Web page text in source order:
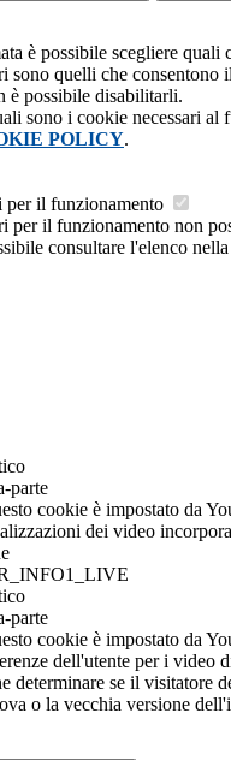
è possibile scegliere quali
sono quelli che consentono
è possibile disabilitarli.
sono i cookie necessari al
POLICY.
per il funzionamento
per il funzionamento non
consultare l'elenco
parte
cookie è impostato da
dei video
parte
cookie è impostato da
dell'utente per i video
determinare se il visitatore
o la vecchia versione